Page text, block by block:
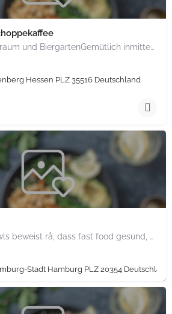
ein Dorftreff mit Gastraum und BiergartenGemütlich inmitten unserem idyllischen Trais Münzenberg, entlang…
Hessen PLZ 35516 Deutschland
mit reichhaltigen bowls beweist rå, dass fast food gesund, nachhaltig und hundertprozentig vegan sein kann.…
Stadt Hamburg PLZ 20354 Deutschland